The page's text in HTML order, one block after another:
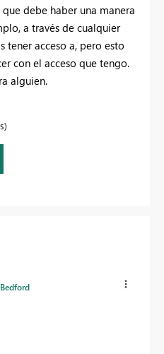
debe haber una manera
a través de cualquier
acceso a, pero esto
con el acceso que tengo.
alguien.